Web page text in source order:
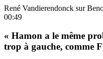
René Vandierendonck sur
00:49
« Hamon a le même
trop à gauche, comme